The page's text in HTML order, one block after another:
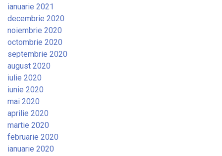
ianuarie 2021
decembrie 2020
noiembrie 2020
octombrie 2020
septembrie 2020
august 2020
iulie 2020
iunie 2020
mai 2020
aprilie 2020
martie 2020
februarie 2020
ianuarie 2020